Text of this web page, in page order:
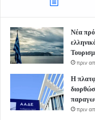
Νέα
πριν
Η
πριν